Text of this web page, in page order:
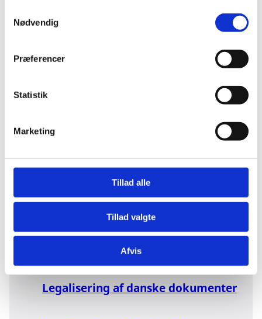
Nødvendig
Præferencer
Statistik
Marketing
Tillad alle
Tillad valgte
Afvis
Klik her for at gå til vores webshop
Her finder du
information om
legalisering af
dokumenter:
Legalisering af danske dokumenter